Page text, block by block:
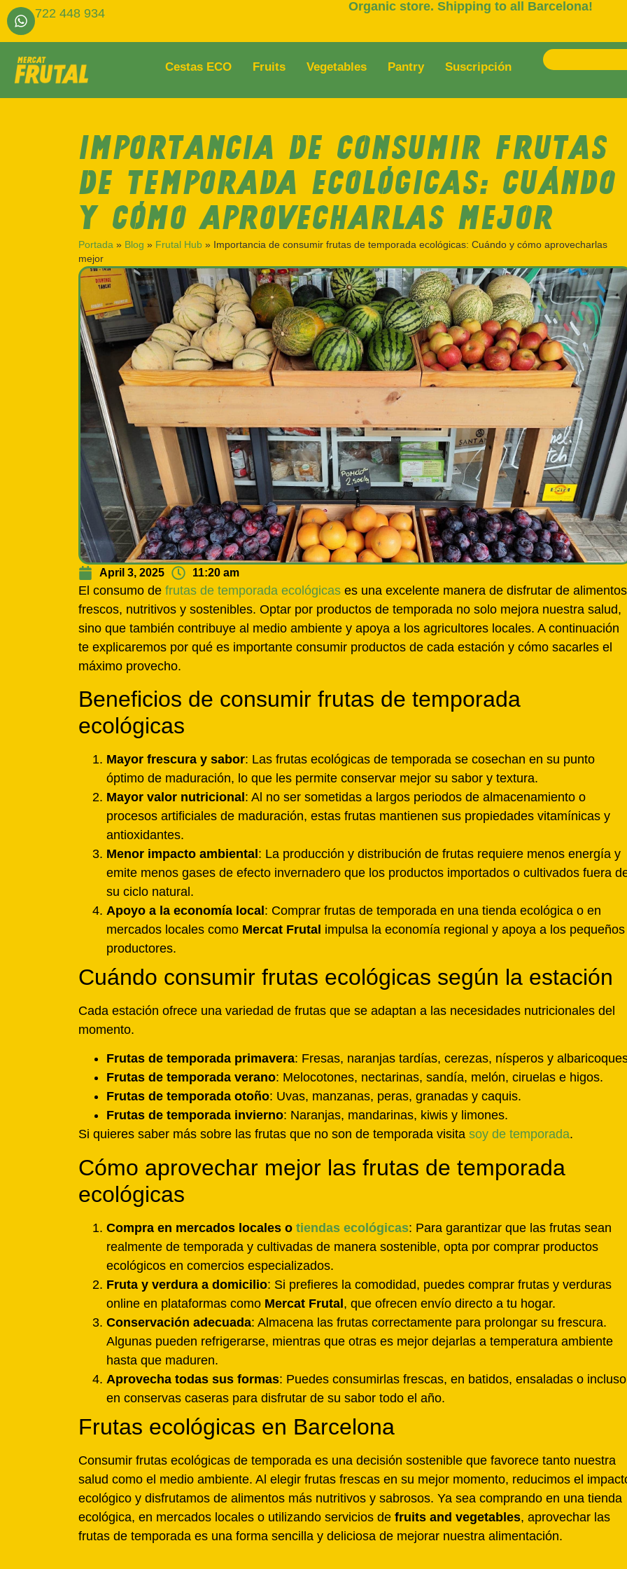
722 448 934 Organic store. Shipping to all Barcelona!
Cestas ECO Fruits Vegetables Pantry Suscripción
IMPORTANCIA DE CONSUMIR FRUTAS
DE TEMPORADA ECOLÓGICAS: CUÁNDO
Y CÓMO APROVECHARLAS MEJOR
Portada » Blog » Frutal Hub » Importancia de consumir frutas de temporada ecológicas: Cuándo y cómo aprovecharlas
mejor
April 3, 2025 11:20 am
El consumo de frutas de temporada ecológicas es una excelente manera de disfrutar de alimentos
frescos, nutritivos y sostenibles. Optar por productos de temporada no solo mejora nuestra salud,
sino que también contribuye al medio ambiente y apoya a los agricultores locales. A continuación
te explicaremos por qué es importante consumir productos de cada estación y cómo sacarles el
máximo provecho.
Beneficios de consumir frutas de temporada
ecológicas
Mayor frescura y sabor: Las frutas ecológicas de temporada se cosechan en su punto
óptimo de maduración, lo que les permite conservar mejor su sabor y textura.
Mayor valor nutricional: Al no ser sometidas a largos periodos de almacenamiento o
procesos artificiales de maduración, estas frutas mantienen sus propiedades vitamínicas y
antioxidantes.
Menor impacto ambiental: La producción y distribución de frutas requiere menos energía y
emite menos gases de efecto invernadero que los productos importados o cultivados fuera
su ciclo natural.
Apoyo a la economía local: Comprar frutas de temporada en una tienda ecológica o en
mercados locales como Mercat Frutal impulsa la economía regional y apoya a los pequeños
productores.
Cuándo consumir frutas ecológicas según la estación
Cada estación ofrece una variedad de frutas que se adaptan a las necesidades nutricionales del
momento.
Frutas de temporada primavera: Fresas, naranjas tardías, cerezas, nísperos y
Frutas de temporada verano: Melocotones, nectarinas, sandía, melón, ciruelas e higos.
Frutas de temporada otoño: Uvas, manzanas, peras, granadas y caquis.
Frutas de temporada invierno: Naranjas, mandarinas, kiwis y limones.
Si quieres saber más sobre las frutas que no son de temporada visita soy de temporada.
Cómo aprovechar mejor las frutas de temporada
ecológicas
Compra en mercados locales o tiendas ecológicas: Para garantizar que las frutas sean
realmente de temporada y cultivadas de manera sostenible, opta por comprar productos
ecológicos en comercios especializados.
Fruta y verdura a domicilio: Si prefieres la comodidad, puedes comprar frutas y verduras
online en plataformas como Mercat Frutal, que ofrecen envío directo a tu hogar.
Conservación adecuada: Almacena las frutas correctamente para prolongar su frescura.
Algunas pueden refrigerarse, mientras que otras es mejor dejarlas a temperatura ambiente
hasta que maduren.
Aprovecha todas sus formas: Puedes consumirlas frescas, en batidos, ensaladas o incluso
en conservas caseras para disfrutar de su sabor todo el año.
Frutas ecológicas en Barcelona
Consumir frutas ecológicas de temporada es una decisión sostenible que favorece tanto nuestra
salud como el medio ambiente. Al elegir frutas frescas en su mejor momento, reducimos el
ecológico y disfrutamos de alimentos más nutritivos y sabrosos. Ya sea comprando en una tienda
ecológica, en mercados locales o utilizando servicios de fruits and vegetables, aprovechar las
frutas de temporada es una forma sencilla y deliciosa de mejorar nuestra alimentación.